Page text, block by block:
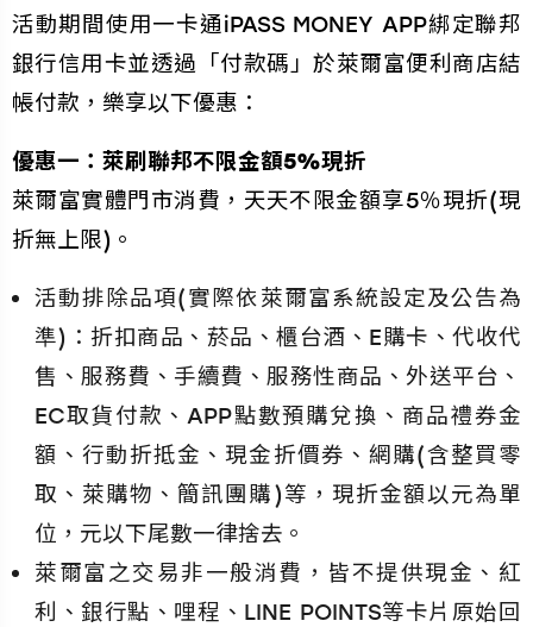
活動期間使用一卡通iPASS MONEY APP綁定聯邦
銀行信用卡並透過「付款碼」於萊爾富便利商店結
帳付款，樂享以下優惠：
優惠一：萊刷聯邦不限金額5%現折
萊爾富實體門市消費，天天不限金額享5％現折(現
折無上限)。
活動排除品項(實際依萊爾富系統設定及公告為
準)：折扣商品、菸品、櫃台酒、E購卡、代收代
售、服務費、手續費、服務性商品、外送平台、
EC取貨付款、APP點數預購兌換、商品禮券金
額、行動折抵金、現金折價券、網購(含整買零
取、萊購物、簡訊團購)等，現折金額以元為單
位，元以下尾數一律捨去。
萊爾富之交易非一般消費，皆不提供現金、紅
利、銀行點、哩程、LINE POINTS等卡片原始回